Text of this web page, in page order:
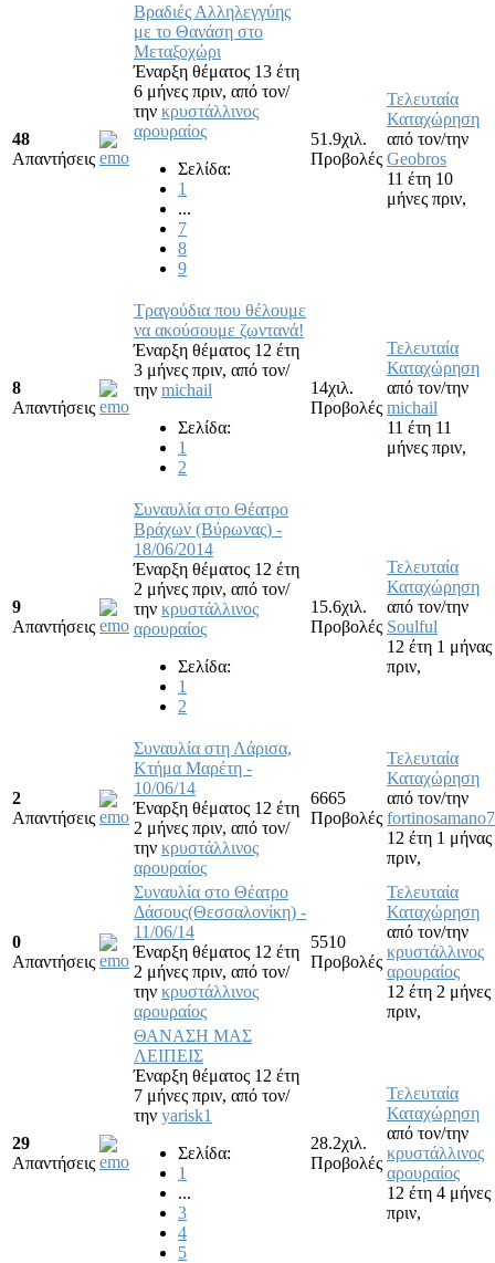
48
Απαντήσεις
Βραδιές Αλληλεγγύης
με το Θανάση στο
Μεταξοχώρι
Έναρξη θέματος 13 έτη
6 μήνες πριν, από τον/
την κρυστάλλινος
αρουραίος
Σελίδα:
1
...
7
8
9
51.9χιλ.
Προβολές
Τελευταία
Καταχώρηση
από τον/την
Geobros
11 έτη 10
μήνες πριν,
8
Απαντήσεις
Τραγούδια που θέλουμε
να ακούσουμε ζωντανά!
Έναρξη θέματος 12 έτη
3 μήνες πριν, από τον/
την michail
Σελίδα:
1
2
14χιλ.
Προβολές
Τελευταία
Καταχώρηση
από τον/την
michail
11 έτη 11
μήνες πριν,
9
Απαντήσεις
Συναυλία στο Θέατρο
Βράχων (Βύρωνας) -
18/06/2014
Έναρξη θέματος 12 έτη
2 μήνες πριν, από τον/
την κρυστάλλινος
αρουραίος
Σελίδα:
1
2
15.6χιλ.
Προβολές
Τελευταία
Καταχώρηση
από τον/την
Soulful
12 έτη 1 μήνας
πριν,
2
Απαντήσεις
Συναυλία στη Λάρισα,
Κτήμα Μαρέτη -
10/06/14
Έναρξη θέματος 12 έτη
2 μήνες πριν, από τον/
την κρυστάλλινος
αρουραίος
6665
Προβολές
Τελευταία
Καταχώρηση
από τον/την
fortinosamano7
12 έτη 1 μήνας
πριν,
0
Απαντήσεις
Συναυλία στο Θέατρο
Δάσους(Θεσσαλονίκη) -
11/06/14
Έναρξη θέματος 12 έτη
2 μήνες πριν, από τον/
την κρυστάλλινος
αρουραίος
5510
Προβολές
Τελευταία
Καταχώρηση
από τον/την
κρυστάλλινος
αρουραίος
12 έτη 2 μήνες
πριν,
29
Απαντήσεις
ΘΑΝΑΣΗ ΜΑΣ
ΛΕΙΠΕΙΣ
Έναρξη θέματος 12 έτη
7 μήνες πριν, από τον/
την yarisk1
Σελίδα:
1
...
3
4
5
28.2χιλ.
Προβολές
Τελευταία
Καταχώρηση
από τον/την
κρυστάλλινος
αρουραίος
12 έτη 4 μήνες
πριν,